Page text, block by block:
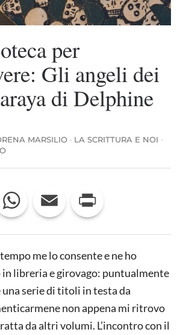
per
Gli angeli dei
di Delphine
MARSILIO · LA SCRITTURA E NOI ·
SU
BIBLIOTECA
SOPRAVVIVERE:
GLI
ANGELI
LIBRI
DARAYA
DI
DELPHINE
MINOUI
WhatsApp Email
me lo consente e ne ho
in libreria e girovago: puntualmente
una serie di titoli in testa da
non appena mi ritrovo
da altri volumi. L’incontro con il